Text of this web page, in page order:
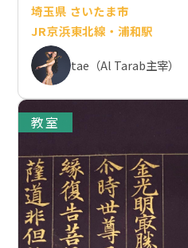
埼玉県 さいたま市
JR京浜東北線・浦和駅
tae（Al Tarab主宰）
教室